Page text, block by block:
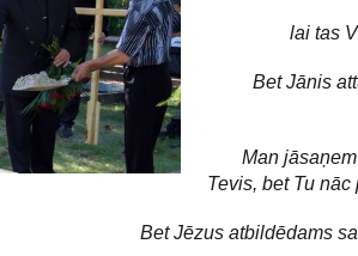
lai tas
Bet Jānis
Man
Tevis, bet Tu
Bet Jēzus atbildēdams